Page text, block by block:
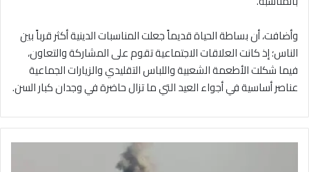
وأضافت، أن بساطة الحياة قديماً جعلت المناسبات الدينية أكثر قرباً بين
الناس؛ إذ كانت العلاقات الاجتماعية تقوم على المشاركة والتعاون،
فيما شكلت الأطعمة الشعبية واللباس التقليدي والزيارات الجماعية
عناصر أساسية في أجواء العيد التي ما تزال حاضرة في وجدان كبار السن.